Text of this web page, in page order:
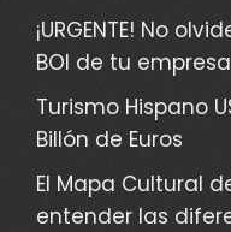
¡URGENTE! No
BOI de tu
Turismo Hispano
Billón de Euros
El Mapa Cultural
entender las